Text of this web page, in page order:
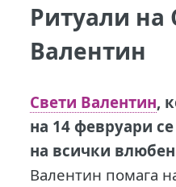
Ритуали на
Валентин
Свети Валентин,
на 14 февруари
на всички
Валентин помага